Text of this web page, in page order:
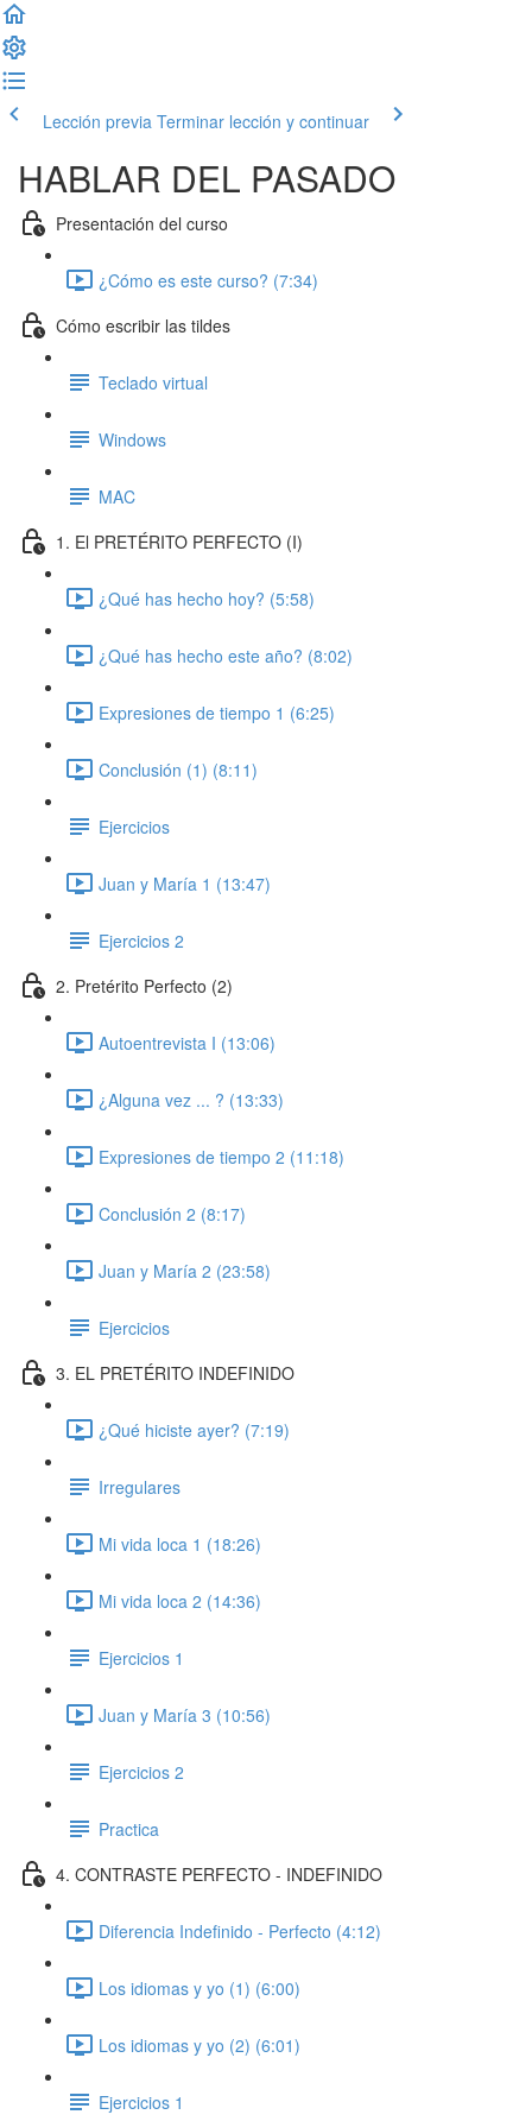
Lección previa Terminar lección y continuar
HABLAR DEL PASADO
Presentación del curso
¿Cómo es este curso? (7:34)
Cómo escribir las tildes
Teclado virtual
Windows
MAC
1. El PRETÉRITO PERFECTO (I)
¿Qué has hecho hoy? (5:58)
¿Qué has hecho este año? (8:02)
Expresiones de tiempo 1 (6:25)
Conclusión (1) (8:11)
Ejercicios
Juan y María 1 (13:47)
Ejercicios 2
2. Pretérito Perfecto (2)
Autoentrevista I (13:06)
¿Alguna vez ... ? (13:33)
Expresiones de tiempo 2 (11:18)
Conclusión 2 (8:17)
Juan y María 2 (23:58)
Ejercicios
3. EL PRETÉRITO INDEFINIDO
¿Qué hiciste ayer? (7:19)
Irregulares
Mi vida loca 1 (18:26)
Mi vida loca 2 (14:36)
Ejercicios 1
Juan y María 3 (10:56)
Ejercicios 2
Practica
4. CONTRASTE PERFECTO - INDEFINIDO
Diferencia Indefinido - Perfecto (4:12)
Los idiomas y yo (1) (6:00)
Los idiomas y yo (2) (6:01)
Ejercicios 1